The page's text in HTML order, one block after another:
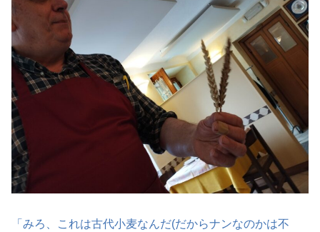
「みろ、これは古代小麦なんだ(だからナンなのかは不